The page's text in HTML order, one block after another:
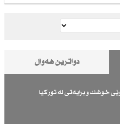
دواترین هەواڵ
خوشك و برایەتی لە توركیا